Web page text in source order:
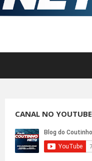
CANAL NO YOUTUBE